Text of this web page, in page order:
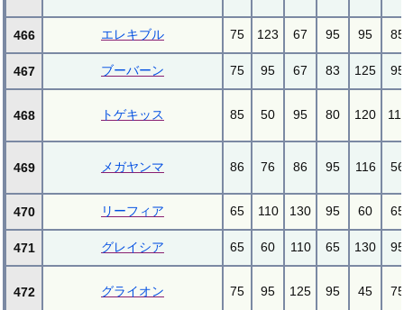
466 エレキブル 75 123 67 95 95 85
467 ブーバーン 75 95 67 83 125 95
468 トゲキッス 85 50 95 80 120
469 メガヤンマ 86 76 86 95 116 56
470 リーフィア 65 110 130 95 60 65
471 グレイシア 65 60 110 65 130 95
472 グライオン 75 95 125 95 45 75